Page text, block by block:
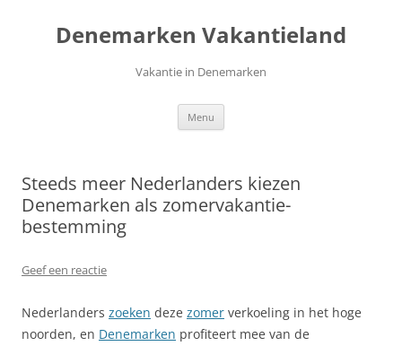
inhoudDenemarken Vakantieland
Vakantie in Denemarken
Menu
Steeds meer Nederlanders kiezen
Denemarken als zomervakantie­
bestemming
Geef een reactie
Nederlanders zoeken deze zomer verkoeling in het hoge
noorden, en Denemarken profiteert mee van de